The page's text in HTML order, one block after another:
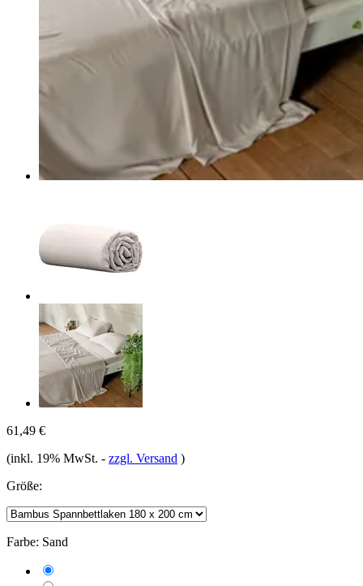
61,49 €
(inkl. 19% MwSt. - zzgl. Versand )
Größe:
Farbe: Sand